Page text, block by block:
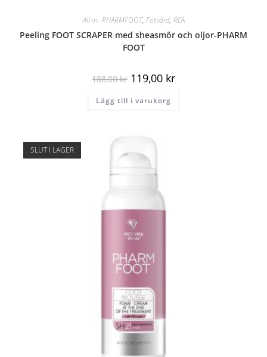
All in- PHARMFOOT, Fotvård, REA
Peeling FOOT SCRAPER med sheasmör och oljor-PHARM
FOOT
188,00kr 119,00 kr
Lägg till i varukorg
SLUT I LAGER